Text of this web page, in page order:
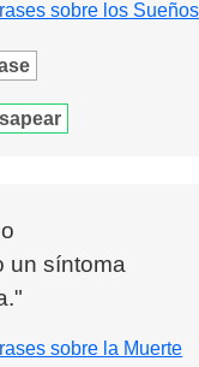
sobre los Sueños
un síntoma
sobre la Muerte